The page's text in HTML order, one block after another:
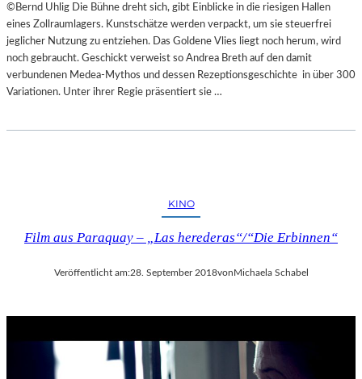
©Bernd Uhlig Die Bühne dreht sich, gibt Einblicke in die riesigen Hallen
eines Zollraumlagers. Kunstschätze werden verpackt, um sie steuerfrei
jeglicher Nutzung zu entziehen. Das Goldene Vlies liegt noch herum, wird
noch gebraucht. Geschickt verweist so Andrea Breth auf den damit
verbundenen Medea-Mythos und dessen Rezeptionsgeschichte in über 300
Variationen. Unter ihrer Regie präsentiert sie …
KINO
Film aus Paraquay – „Las herederas“/“Die Erbinnen“
Veröffentlicht am:28. September 2018vonMichaela Schabel